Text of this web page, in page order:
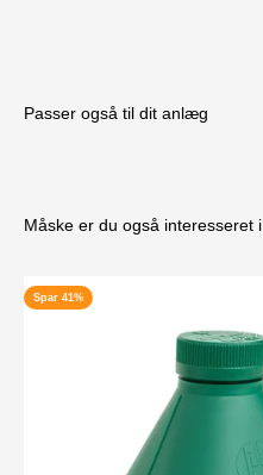
Passer også til dit anlæg
Måske er du også interesseret i
Spar 41%